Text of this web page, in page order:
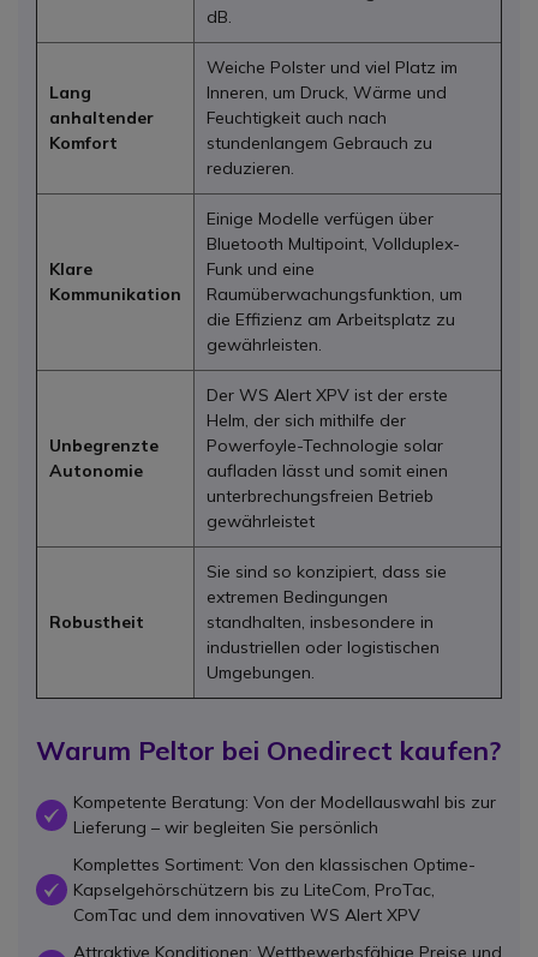
dB.
Lang
anhaltender
Komfort
Weiche Polster und viel Platz im
Inneren, um Druck, Wärme und
Feuchtigkeit auch nach
stundenlangem Gebrauch zu
reduzieren.
Klare
Kommunikation
Einige Modelle verfügen über
Bluetooth Multipoint, Vollduplex-
Funk und eine
Raumüberwachungsfunktion, um
die Effizienz am Arbeitsplatz zu
gewährleisten.
Unbegrenzte
Autonomie
Der WS Alert XPV ist der erste
Helm, der sich mithilfe der
Powerfoyle-Technologie solar
aufladen lässt und somit einen
unterbrechungsfreien Betrieb
gewährleistet
Robustheit
Sie sind so konzipiert, dass sie
extremen Bedingungen
standhalten, insbesondere in
industriellen oder logistischen
Umgebungen.
Warum Peltor bei Onedirect kaufen?
OK
Kompetente Beratung: Von der Modellauswahl bis zur
Lieferung – wir begleiten Sie persönlich
OK
Komplettes Sortiment: Von den klassischen Optime-
Kapselgehörschützern bis zu LiteCom, ProTac,
ComTac und dem innovativen WS Alert XPV
Attraktive Konditionen: Wettbewerbsfähige Preise und